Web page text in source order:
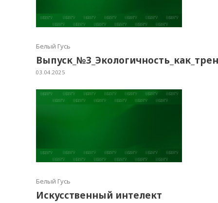
Белый Гусь
03.04.2025
Белый Гусь
Искусственный интелект